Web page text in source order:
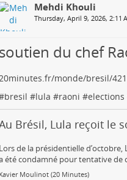
Mehdi Khouli
Thursday, April 9, 2026, 2:11
soutien du chef
monde/bresil/
bresil #lula #raoni #elections
Brésil, Lula reçoit le
Lors de la présidentielle
été condamné pour tentative de
Moulinot (20 Minutes)